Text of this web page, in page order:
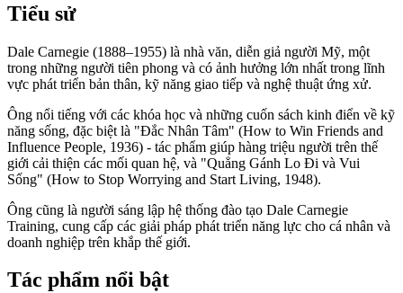
Tiểu sử
Dale Carnegie (1888–1955) là nhà văn, diễn giả người Mỹ, một
trong những người tiên phong và có ảnh hưởng lớn nhất trong lĩnh
vực phát triển bản thân, kỹ năng giao tiếp và nghệ thuật ứng xử.
Ông nổi tiếng với các khóa học và những cuốn sách kinh điển về kỹ
năng sống, đặc biệt là "Đắc Nhân Tâm" (How to Win Friends and
Influence People, 1936) - tác phẩm giúp hàng triệu người trên thế
giới cải thiện các mối quan hệ, và "Quẳng Gánh Lo Đi và Vui
Sống" (How to Stop Worrying and Start Living, 1948).
Ông cũng là người sáng lập hệ thống đào tạo Dale Carnegie
Training, cung cấp các giải pháp phát triển năng lực cho cá nhân và
doanh nghiệp trên khắp thế giới.
Tác phẩm nổi bật